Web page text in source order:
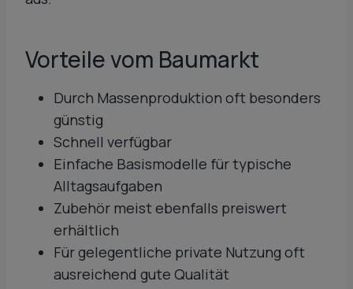
Vorteile vom Baumarkt
Durch Massenproduktion oft besonders
günstig
Schnell verfügbar
Einfache Basismodelle für typische
Alltagsaufgaben
Zubehör meist ebenfalls preiswert
erhältlich
Für gelegentliche private Nutzung oft
ausreichend gute Qualität